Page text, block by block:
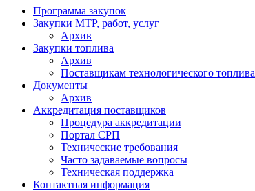
Программа закупок
Закупки МТР, работ, услуг
Архив
Закупки топлива
Архив
Поставщикам технологического топлива
Документы
Архив
Аккредитация поставщиков
Процедура аккредитации
Портал СРП
Технические требования
Часто задаваемые вопросы
Техническая поддержка
Контактная информация